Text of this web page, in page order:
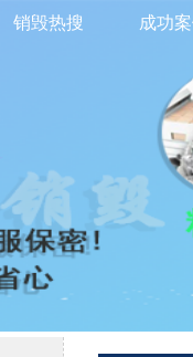
销毁热搜 成功